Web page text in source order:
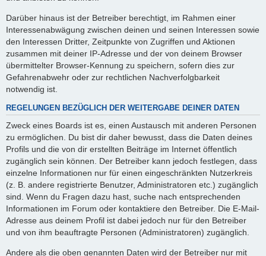
Darüber hinaus ist der Betreiber berechtigt, im Rahmen einer
Interessenabwägung zwischen deinen und seinen Interessen sowie
den Interessen Dritter, Zeitpunkte von Zugriffen und Aktionen
zusammen mit deiner IP-Adresse und der von deinem Browser
übermittelter Browser-Kennung zu speichern, sofern dies zur
Gefahrenabwehr oder zur rechtlichen Nachverfolgbarkeit
notwendig ist.
REGELUNGEN BEZÜGLICH DER WEITERGABE DEINER DATEN
Zweck eines Boards ist es, einen Austausch mit anderen Personen
zu ermöglichen. Du bist dir daher bewusst, dass die Daten deines
Profils und die von dir erstellten Beiträge im Internet öffentlich
zugänglich sein können. Der Betreiber kann jedoch festlegen, dass
einzelne Informationen nur für einen eingeschränkten Nutzerkreis
(z. B. andere registrierte Benutzer, Administratoren etc.) zugänglich
sind. Wenn du Fragen dazu hast, suche nach entsprechenden
Informationen im Forum oder kontaktiere den Betreiber. Die E-Mail-
Adresse aus deinem Profil ist dabei jedoch nur für den Betreiber
und von ihm beauftragte Personen (Administratoren) zugänglich.
Andere als die oben genannten Daten wird der Betreiber nur mit